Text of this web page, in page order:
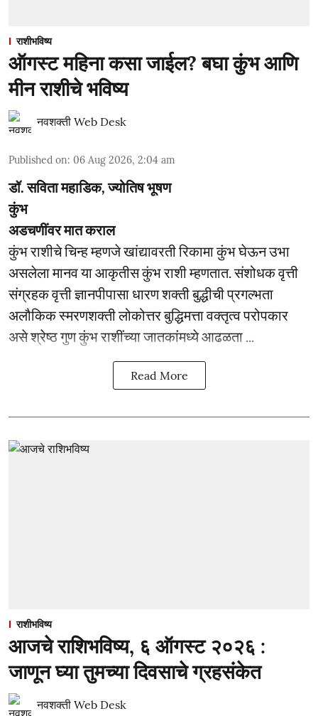
राशीभविष्य
ऑगस्ट महिना कसा जाईल? बघा कुंभ आणि
मीन राशीचे भविष्य
नवशक्ती Web Desk
Published on: 06 Aug 2026, 2:04 am
डॉ. सविता महाडिक, ज्योतिष भूषण
कुंभ
अडचणींवर मात कराल
कुंभ राशीचे चिन्ह म्हणजे खांद्यावरती रिकामा कुंभ घेऊन उभा
असलेला मानव या आकृतीस कुंभ राशी म्हणतात. संशोधक वृत्ती
संग्रहक वृत्ती ज्ञानपीपासा धारण शक्ती बुद्धीची प्रगल्भता
अलौकिक स्मरणशक्ती लोकोत्तर बुद्धिमत्ता वक्तृत्व परोपकार
असे श्रेष्ठ गुण कुंभ राशींच्या जातकांमध्ये आढळता ...
Read More
राशीभविष्य
आजचे राशिभविष्य, ६ ऑगस्ट २०२६ :
जाणून घ्या तुमच्या दिवसाचे ग्रहसंकेत
नवशक्ती Web Desk